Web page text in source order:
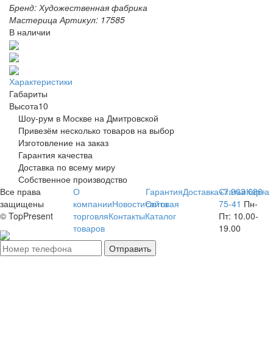
Бренд: Художественная фабрика
Мастерица Артикул: 17585
В наличии
Характеристики
Габариты
Высота10
Шоу-рум в Москве на Дмитровской
Привезём несколько товаров на выбор
Изготовление на заказ
Гарантия качества
Доставка по всему миру
Собственное производство
Все права
защищены
© TopPresent
О
компанииНовостиОптовая
торговляКонтактыКаталог
товаров
ГарантияДоставкаСтатьиКарта
сайта
+7 903 686-
75-41 Пн-
Пт: 10.00-
19.00